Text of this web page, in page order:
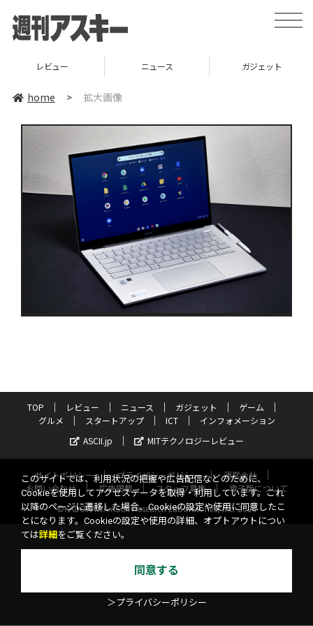
toggle
レビュー ニュース ガジェット
home > 拡大画像
TOP レビュー ニュース ガジェット
ゲーム
グルメ
スタートアップ ICT
インフォメーション
ASCII.jp
MITテクノロジーレビュー
サイトポリシー プライバシーポリシー
運営会社
お問い合わせ
広告掲載 スタッフ募集
電子版について
©KADOKAWA ASCII Research Laboratories, Inc. 2026
このサイトでは、利用状況の把握や広告配信などのために、
Cookieを使用してアクセスデータを取得・利用しています。これ
以降のページに遷移した場合、Cookieの設定や使用に同意したこ
とになります。Cookieの設定や使用の詳細、オプトアウトについ
ては詳細 をご覧ください。
同意する
＞プライバシーポリシー